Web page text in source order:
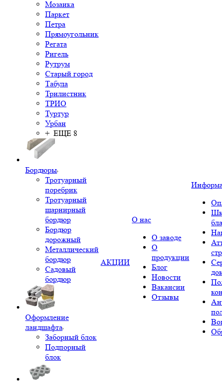
Мозаика
Паркет
Петра
Прямоугольник
Регата
Ригель
Рутрум
Старый город
Табула
Трилистник
ТРИО
Туртур
Урбан
+ ЕЩЕ 8
Бордюры
Тротуарный
поребрик
Тротуарный
шарнирный
бордюр
Бордюр
дорожный
Металлический
бордюр
Садовый
бордюр
Оформление
ландшафта
Заборный блок
Подпорный
блок
АКЦИИ
О нас
О заводе
О
продукции
Блог
Новости
Вакансии
Отзывы